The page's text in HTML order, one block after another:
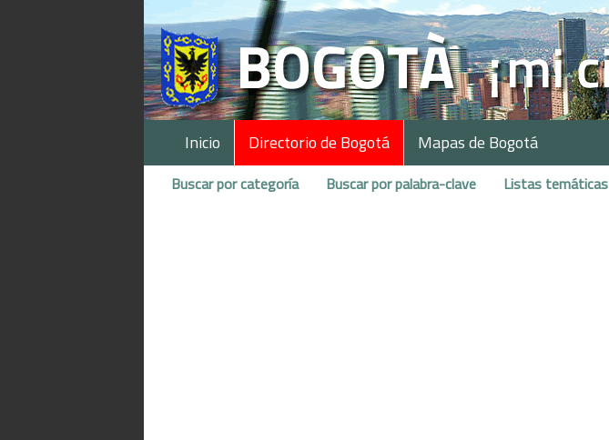
Inicio Directorio de Bogotá Mapas de Bogotá
Buscar por categoría Buscar por palabra-clave Listas temáticas